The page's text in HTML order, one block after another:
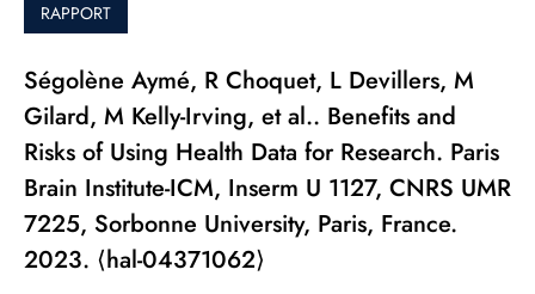
RAPPORT
Ségolène Aymé, R Choquet, L Devillers, M
Gilard, M Kelly-Irving, et al.. Benefits and
Risks of Using Health Data for Research. Paris
Brain Institute-ICM, Inserm U 1127, CNRS UMR
7225, Sorbonne University, Paris, France.
2023. ⟨hal-04371062⟩